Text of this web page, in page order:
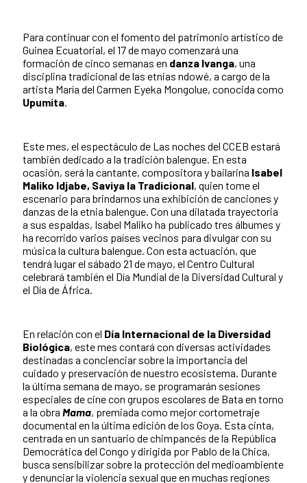
Para continuar con el fomento del patrimonio artístico de
Guinea Ecuatorial, el 17 de mayo comenzará una
formación de cinco semanas en danza Ivanga, una
disciplina tradicional de las etnias ndowé, a cargo de la
artista María del Carmen Eyeka Mongolue, conocida como
Upumita.
Este mes, el espectáculo de Las noches del CCEB estará
también dedicado a la tradición balengue. En esta
ocasión, será la cantante, compositora y bailarina Isabel
Maliko Idjabe, Saviya la Tradicional, quien tome el
escenario para brindarnos una exhibición de canciones y
danzas de la etnia balengue. Con una dilatada trayectoria
a sus espaldas, Isabel Maliko ha publicado tres álbumes y
ha recorrido varios países vecinos para divulgar con su
música la cultura balengue. Con esta actuación, que
tendrá lugar el sábado 21 de mayo, el Centro Cultural
celebrará también el Día Mundial de la Diversidad Cultural y
el Día de África.
En relación con el Día Internacional de la Diversidad
Biológica, este mes contará con diversas actividades
destinadas a concienciar sobre la importancia del
cuidado y preservación de nuestro ecosistema. Durante
la última semana de mayo, se programarán sesiones
especiales de cine con grupos escolares de Bata en torno
a la obra Mama, premiada como mejor cortometraje
documental en la última edición de los Goya. Esta cinta,
centrada en un santuario de chimpancés de la República
Democrática del Congo y dirigida por Pablo de la Chica,
busca sensibilizar sobre la protección del medioambiente
y denunciar la violencia sexual que en muchas regiones